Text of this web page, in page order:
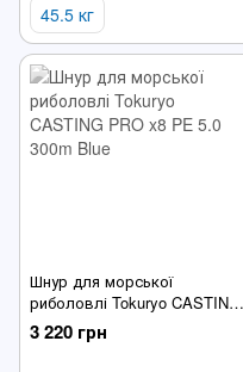
45.5 кг
Шнур для морської
риболовлі Tokuryo CASTING
PRO x8 PE 5.0 300m Blue
3 220 грн